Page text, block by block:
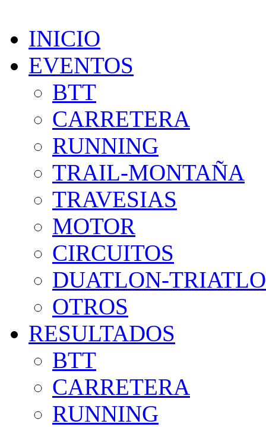
INICIO
EVENTOS
BTT
CARRETERA
RUNNING
TRAIL-MONTAÑA
TRAVESIAS
MOTOR
CIRCUITOS
DUATLON-
OTROS
RESULTADOS
BTT
CARRETERA
RUNNING